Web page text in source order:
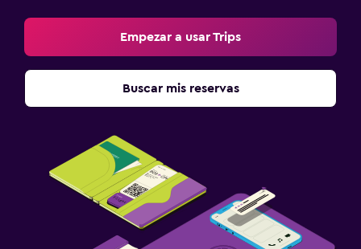
Empezar a usar Trips
Buscar mis reservas